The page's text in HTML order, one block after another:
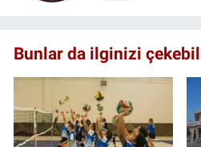
Bunlar da ilginizi